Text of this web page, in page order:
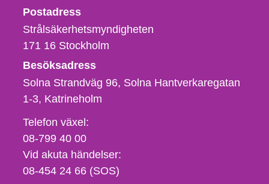
Strålsäkerhetsmyndigheten
Postadress
Strålsäkerhetsmyndigheten
171 16 Stockholm
Besöksadress
Solna Strandväg 96, Solna Hantverkaregatan
1-3 Katrineholm
Telefon,
fax
och
e-
Telefon växel:
08-799 40 00
Vid akuta händelser:
08-454 24 66 (SOS)